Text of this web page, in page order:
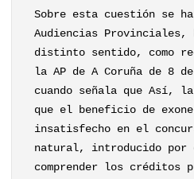
Sobre esta cuestión se
Audiencias Provinciales,
distinto sentido, como
la AP de A Coruña de 8
cuando señala que Así,
que el beneficio de
insatisfecho en el
natural, introducido por
comprender los créditos